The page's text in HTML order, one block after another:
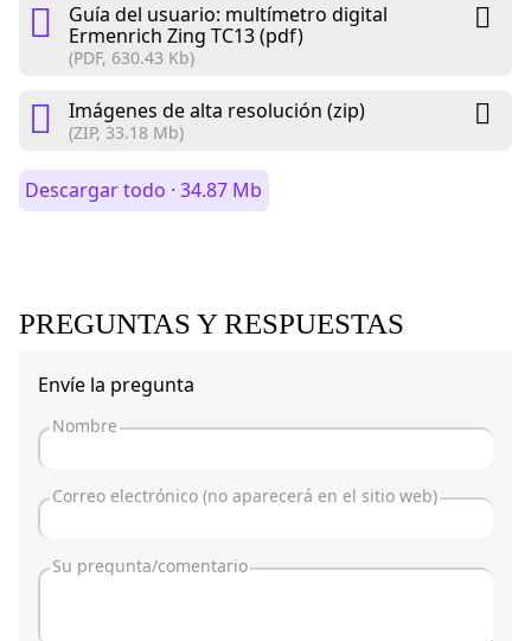
Guía del usuario: multímetro digital
Ermenrich Zing TC13 (pdf)
(PDF, 630.43 Kb)
Imágenes de alta resolución (zip)
(ZIP, 33.18 Mb)
Descargar todo · 34.87 Mb
PREGUNTAS Y RESPUESTAS
Envíe la pregunta